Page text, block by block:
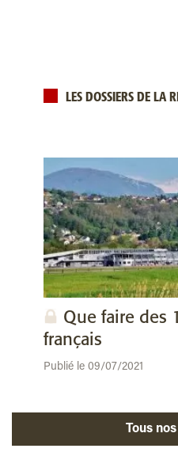
LES DOSSIERS DE LA
Que faire des
français
Publié le 09/07/2021